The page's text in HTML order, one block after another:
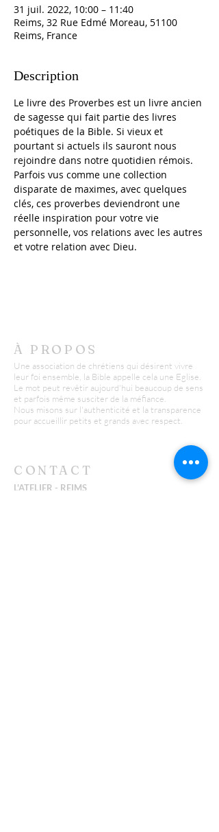
31 juil. 2022, 10:00 – 11:40
Reims, 32 Rue Edmé Moreau, 51100
Reims, France
Description
Le livre des Proverbes est un livre ancien
de sagesse qui fait partie des livres
poétiques de la Bible. Si vieux et
pourtant si actuels ils sauront nous
rejoindre dans notre quotidien rémois.
Parfois vus comme une collection
disparate de maximes, avec quelques
clés, ces proverbes deviendront une
réelle inspiration pour votre vie
personnelle, vos relations avec les autres
et votre relation avec Dieu.
À PROPOS
Une association de chrétiens qui désirent vivre
leur foi ensemble, la Bible appelle cela une Eglise.
Le mot peut revêtir aujourd'hui beaucoup de sens
et parfois même susciter de la méfiance.
Nous misons sur l'authenticité et la transparence
pour accueillir petits et grands avec respect.
CONTACT
L'ATELIER - REIMS